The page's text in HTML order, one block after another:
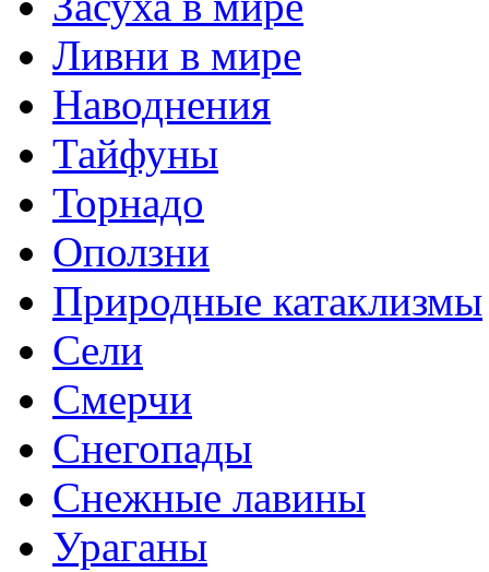
Ливни в мире
Наводнения
Тайфуны
Торнадо
Оползни
Природные катаклизмы
Сели
Смерчи
Снегопады
Снежные лавины
Ураганы